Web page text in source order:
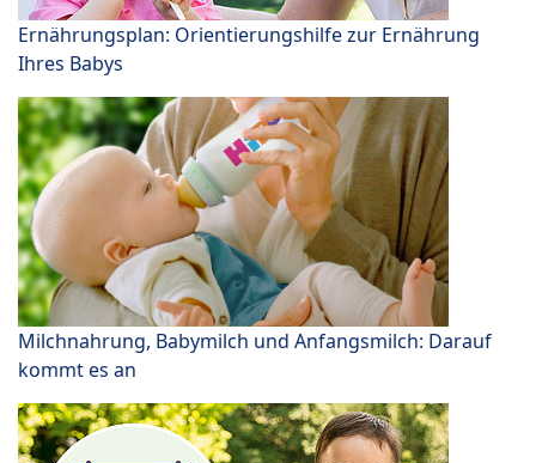
Ernährungsplan: Orientierungshilfe zur Ernährung
Ihres Babys
Milchnahrung, Babymilch und Anfangsmilch: Darauf
kommt es an